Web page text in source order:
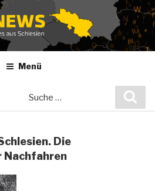
Menü
Die
Nachfahren